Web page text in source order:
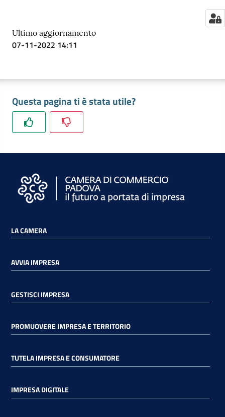
Ultimo aggiornamento
07-11-2022 14:11
Questa pagina ti è stata utile?
LA CAMERA
AVVIA IMPRESA
GESTISCI IMPRESA
PROMUOVERE IMPRESA E TERRITORIO
TUTELA IMPRESA E CONSUMATORE
IMPRESA DIGITALE